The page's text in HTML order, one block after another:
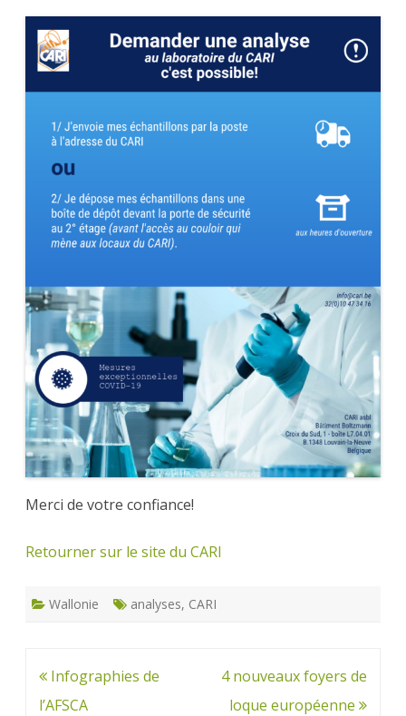
Merci de votre confiance!
Retourner sur le site du CARI
Wallonie analyses, CARI
Navigation
de
Infographies de
l’AFSCA
4 nouveaux foyers de
loque européenne